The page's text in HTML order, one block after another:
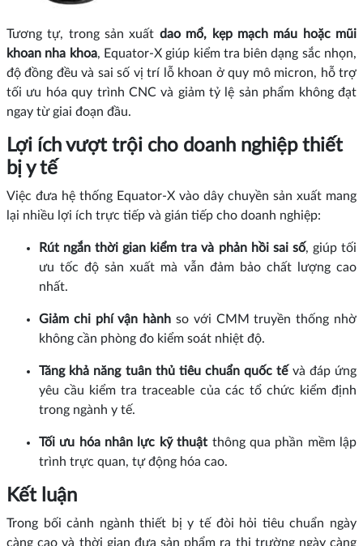
Tương tự, trong sản xuất dao mổ, kẹp mạch máu hoặc mũi
khoan nha khoa, Equator‑X giúp kiểm tra biên dạng sắc nhọn,
độ đồng đều và sai số vị trí lỗ khoan ở quy mô micron, hỗ trợ
tối ưu hóa quy trình CNC và giảm tỷ lệ sản phẩm không đạt
ngay từ giai đoạn đầu.
Lợi ích vượt trội cho doanh nghiệp thiết
bị y tế
Việc đưa hệ thống Equator‑X vào dây chuyền sản xuất mang
lại nhiều lợi ích trực tiếp và gián tiếp cho doanh nghiệp:
Rút ngắn thời gian kiểm tra và phản hồi sai số, giúp tối
ưu tốc độ sản xuất mà vẫn đảm bảo chất lượng cao
nhất.
Giảm chi phí vận hành so với CMM truyền thống nhờ
không cần phòng đo kiểm soát nhiệt độ.
Tăng khả năng tuân thủ tiêu chuẩn quốc tếvà đáp ứng
yêu cầu kiểm tra traceable của các tổ chức kiểm định
trong ngành y tế.
Tối ưu hóa nhân lực kỹ thuật thông qua phần mềm lập
trình trực quan, tự động hóa cao.
Kết luận
Trong bối cảnh ngành thiết bị y tế đòi hỏi tiêu chuẩn ngày
càng cao và thời gian đưa sản phẩm ra thị trường ngày càng